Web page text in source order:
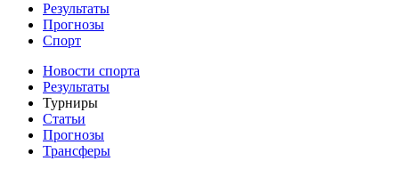
Результаты
Прогнозы
Спорт
Новости спорта
Результаты
Турниры
Статьи
Прогнозы
Трансферы